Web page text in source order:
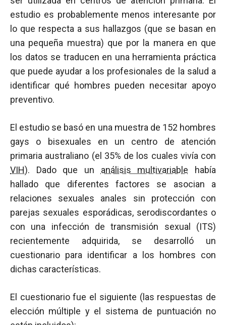
estudio es probablemente menos interesante por
lo que respecta a sus hallazgos (que se basan en
una pequeña muestra) que por la manera en que
los datos se traducen en una herramienta práctica
que puede ayudar a los profesionales de la salud a
identificar qué hombres pueden necesitar apoyo
preventivo.
El estudio se basó en una muestra de 152 hombres
gays o bisexuales en un centro de atención
primaria australiano (el 35% de los cuales vivía con
VIH). Dado que un análisis multivariable había
hallado que diferentes factores se asocian a
relaciones sexuales anales sin protección con
parejas sexuales esporádicas, serodiscordantes o
con una infección de transmisión sexual (ITS)
recientemente adquirida, se desarrolló un
cuestionario para identificar a los hombres con
dichas características.
El cuestionario fue el siguiente (las respuestas de
elección múltiple y el sistema de puntuación no